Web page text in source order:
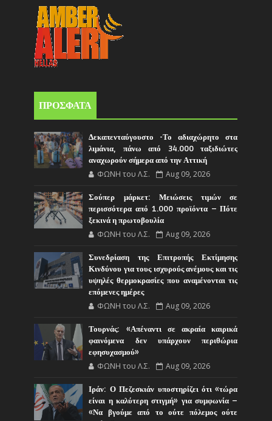
ΠΡΟΣΦΑΤΑ
Δεκαπενταύγουστο -Το αδιαχώρητο στα
λιμάνια, πάνω από 34.000 ταξιδιώτες
αναχωρούν σήμερα από την Αττική
ΦΩΝΗ του Λ.Σ. Aug 09, 2026
Σούπερ μάρκετ: Μειώσεις τιμών σε
περισσότερα από 1.000 προϊόντα – Πότε
ξεκινά η πρωτοβουλία
ΦΩΝΗ του Λ.Σ. Aug 09, 2026
Συνεδρίαση της Επιτροπής Εκτίμησης
Κινδύνου για τους ισχυρούς ανέμους και τις
υψηλές θερμοκρασίες που αναμένονται τις
επόμενες ημέρες
ΦΩΝΗ του Λ.Σ. Aug 09, 2026
Τουρνάς: «Απέναντι σε ακραία καιρικά
φαινόμενα δεν υπάρχουν περιθώρια
εφησυχασμού»
ΦΩΝΗ του Λ.Σ. Aug 09, 2026
Ιράν: Ο Πεζεσκιάν υποστηρίζει ότι «τώρα
είναι η καλύτερη στιγμή» για συμφωνία –
«Να βγούμε από το ούτε πόλεμος ούτε